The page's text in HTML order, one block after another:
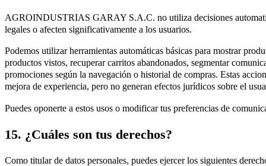
AGROINDUSTRIAS GARAY S.A.C. no utiliza decisiones
legales o afecten significativamente a los usuarios.
Podemos utilizar herramientas automáticas básicas para mostrar
productos vistos, recuperar carritos abandonados, segmentar
promociones según la navegación o historial de compras. Estas
mejora de experiencia, pero no generan efectos jurídicos sobre el
Puedes oponerte a estos usos o modificar tus preferencias de
15. ¿Cuáles son tus derechos?
Como titular de datos personales, puedes ejercer los siguientes